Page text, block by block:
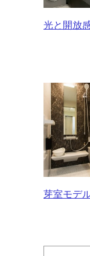
光と開放
芽室モデ